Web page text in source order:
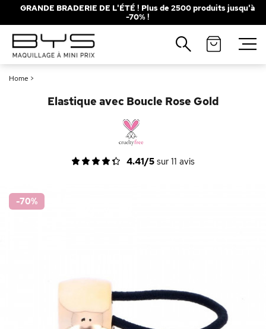
GRANDE BRADERIE DE L'ÉTÉ ! Plus de 2500 produits jusqu'à
-70% !
Home >
Elastique avec Boucle Rose Gold
4.41/5 sur 11 avis
-70%
Fermer
Recherches populaires
Solaire